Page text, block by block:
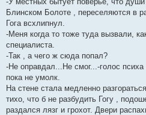
Блинском Болоте , переселяются в
Гога всхлипнул.
-Меня когда то тоже туда вызвали,
специалиста.
-Так , а чего ж сюда попал?
-Не оправдал...Не смог...-голос
пока не умолк.
На стене стала медленно
тихо, что б не разбудить Гогу ,
раздался лязг и грохот. Двери